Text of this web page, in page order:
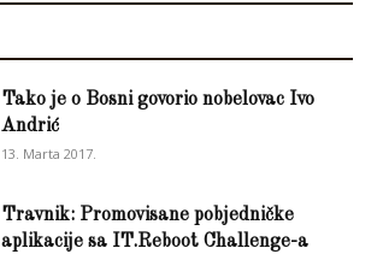
Tako je o Bosni govorio nobelovac Ivo
Andrić
13. Marta 2017.
Travnik: Promovisane pobjedničke
aplikacije sa IT.Reboot Challenge-a